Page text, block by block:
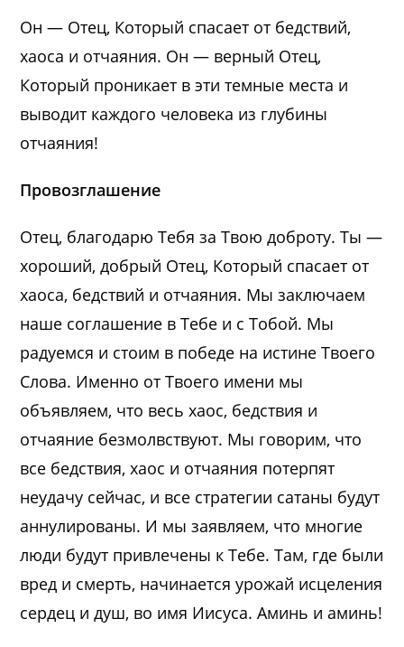
Он — Отец, Который спасает от бедствий,
хаоса и отчаяния. Он — верный Отец,
Который проникает в эти темные места и
выводит каждого человека из глубины
отчаяния!
Провозглашение
Отец, благодарю Тебя за Твою доброту. Ты —
хороший, добрый Отец, Который спасает от
хаоса, бедствий и отчаяния. Мы заключаем
наше соглашение в Тебе и с Тобой. Мы
радуемся и стоим в победе на истине Твоего
Слова. Именно от Твоего имени мы
объявляем, что весь хаос, бедствия и
отчаяние безмолвствуют. Мы говорим, что
все бедствия, хаос и отчаяния потерпят
неудачу сейчас, и все стратегии сатаны будут
аннулированы. И мы заявляем, что многие
люди будут привлечены к Тебе. Там, где были
вред и смерть, начинается урожай исцеления
сердец и душ, во имя Иисуса. Аминь и аминь!